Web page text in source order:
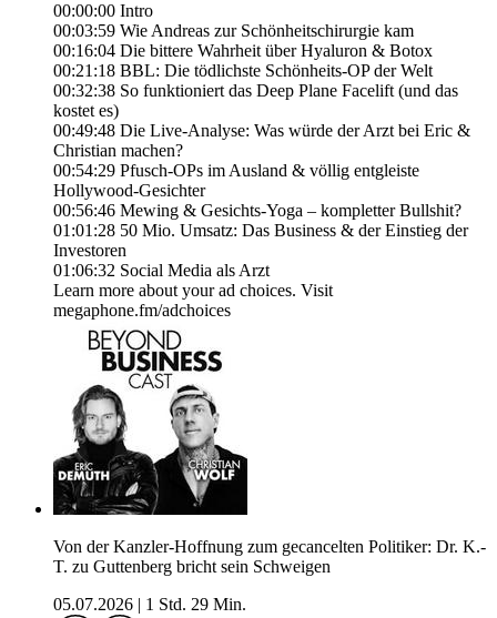
00:00:00 Intro
00:03:59 Wie Andreas zur Schönheitschirurgie kam
00:16:04 Die bittere Wahrheit über Hyaluron & Botox
00:21:18 BBL: Die tödlichste Schönheits-OP der Welt
00:32:38 So funktioniert das Deep Plane Facelift (und das
kostet es)
00:49:48 Die Live-Analyse: Was würde der Arzt bei Eric &
Christian machen?
00:54:29 Pfusch-OPs im Ausland & völlig entgleiste
Hollywood-Gesichter
00:56:46 Mewing & Gesichts-Yoga – kompletter Bullshit?
01:01:28 50 Mio. Umsatz: Das Business & der Einstieg der
Investoren
01:06:32 Social Media als Arzt
Learn more about your ad choices. Visit
megaphone.fm/adchoices
Von der Kanzler-Hoffnung zum gecancelten Politiker: Dr. K.-
T. zu Guttenberg bricht sein Schweigen
05.07.2026
1 Std. 29 Min.